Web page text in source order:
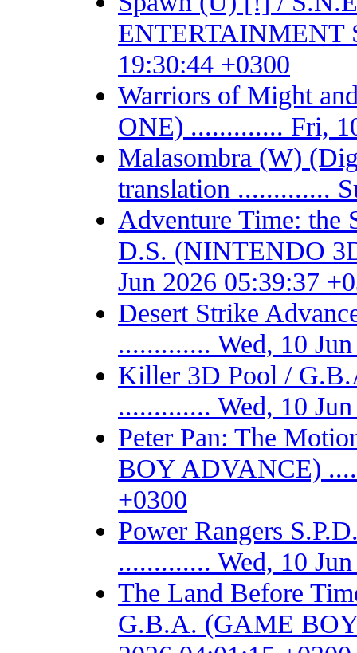
ENTERTAINMENT
19:30:44 +0300
Warriors of Might
ONE) ............. Fri,
Malasombra (W)
translation .............
Adventure Time: the
D.S. (NINTENDO
Jun 2026 05:39:37
Desert Strike
............. Wed, 10
Killer 3D Pool /
............. Wed, 10
Peter Pan: The
BOY ADVANCE)
+0300
Power Rangers
............. Wed, 10
The Land Before
G.B.A. (GAME